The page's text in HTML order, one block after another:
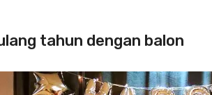
tahun dengan balon